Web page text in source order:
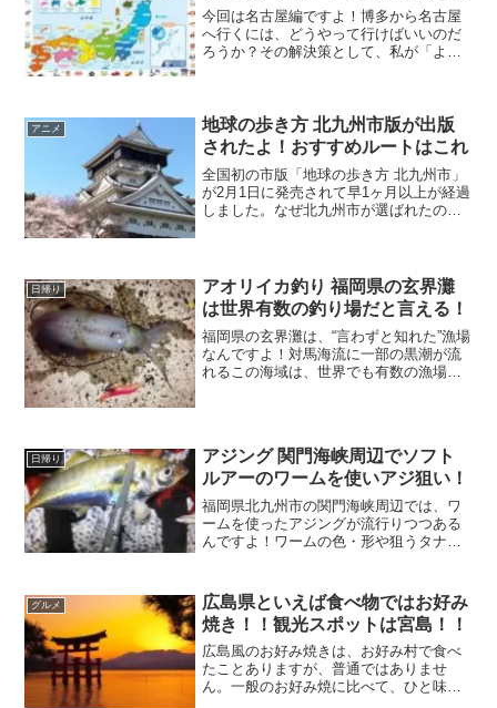
今回は名古屋編ですよ！博多から名古屋
へ行くには、どうやって行けばいいのだ
ろうか？その解決策として、私が「より
どいろんな手段があります。
アニメ
地球の歩き方 北九州市版が出版
されたよ！おすすめルートはこれ
全国初の市版「地球の歩き方 北九州市」
が2月1日に発売されて早1ヶ月以上が経過
しました。なぜ北九州市が選ばれたのか
のです。
日帰り
アオリイカ釣り 福岡県の玄界灘
は世界有数の釣り場だと言える！
福岡県の玄界灘は、“言わずと知れた”漁場
なんですよ！対馬海流に一部の黒潮が流
れるこの海域は、世界でも有数の漁場と
日帰り
アジング 関門海峡周辺でソフト
ルアーのワームを使いアジ狙い！
福岡県北九州市の関門海峡周辺では、ワ
ームを使ったアジングが流行りつつある
んですよ！ワームの色・形や狙うタナを
ルなども釣れるのでグリコのおまけみた
いに“お得感”がありますよ！
グルメ
広島県といえば食べ物ではお好み
焼き！！観光スポットは宮島！！
広島風のお好み焼きは、お好み村で食べ
たことありますが、普通ではありませ
ん。一般のお好み焼に比べて、ひと味も